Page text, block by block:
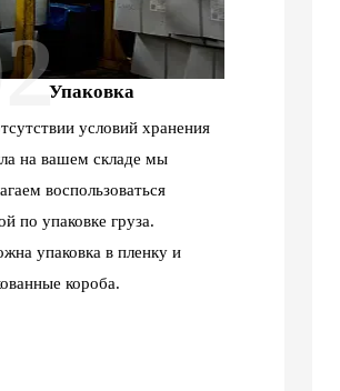
Упаковка
условий хранения
на вашем складе мы
воспользоваться
по упаковке груза.
упаковка в пленку и
короба.